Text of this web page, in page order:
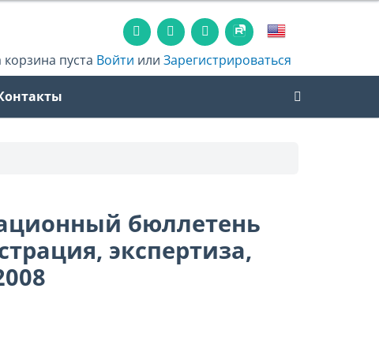
пуста Войти илиЗарегистрироваться
бюллетень
экспертиза,